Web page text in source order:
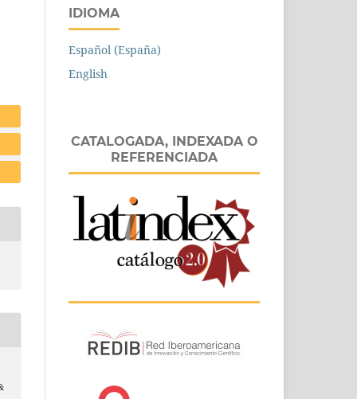
IDIOMA
Español (España)
English
CATALOGADA, INDEXADA O
REFERENCIADA